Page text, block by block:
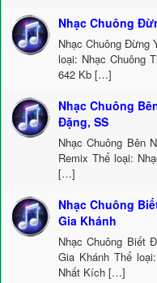
Nhạc Chuông
Nhạc Chuông Đừng
loại: Nhạc Chuông
642 Kb […]
Nhạc Chuông
Đặng, SS
Nhạc Chuông Bên
Remix Thể loại:
[…]
Nhạc Chuông
Gia Khánh
Nhạc Chuông Biết
Gia Khánh Thể
Nhất Kích […]